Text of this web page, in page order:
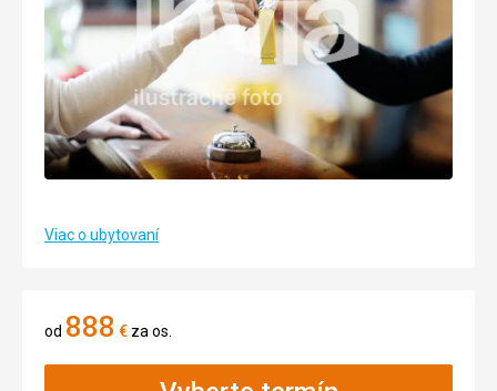
Viac o ubytovaní
od 888 € za os.